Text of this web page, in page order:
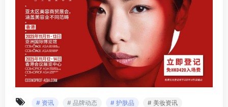
# 资讯 # 品牌动态 # 护肤品
# 美妆资讯